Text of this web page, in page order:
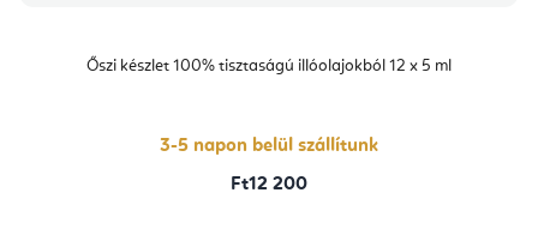
Őszi készlet 100% tisztaságú illóolajokból 12 x 5 ml
3-5 napon belül szállítunk
Ft12 200